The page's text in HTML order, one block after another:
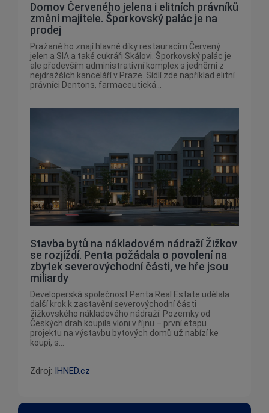
Domov Červeného jelena i elitních právníků
změní majitele. Šporkovský palác je na
prodej
Pražané ho znají hlavně díky restauracím Červený
jelen a SIA a také cukráři Skálovi. Šporkovský palác je
ale především administrativní komplex s jedněmi z
nejdražších kanceláří v Praze. Sídlí zde například elitní
právníci Dentons, farmaceutická...
Stavba bytů na nákladovém nádraží Žižkov
se rozjíždí. Penta požádala o povolení na
zbytek severovýchodní části, ve hře jsou
miliardy
Developerská společnost Penta Real Estate udělala
další krok k zastavění severovýchodní části
žižkovského nákladového nádraží. Pozemky od
Českých drah koupila vloni v říjnu – první etapu
projektu na výstavbu bytových domů už nabízí ke
koupi, s...
Zdroj: IHNED.cz